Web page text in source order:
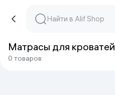
Матрасы для кроватей
0 товаров